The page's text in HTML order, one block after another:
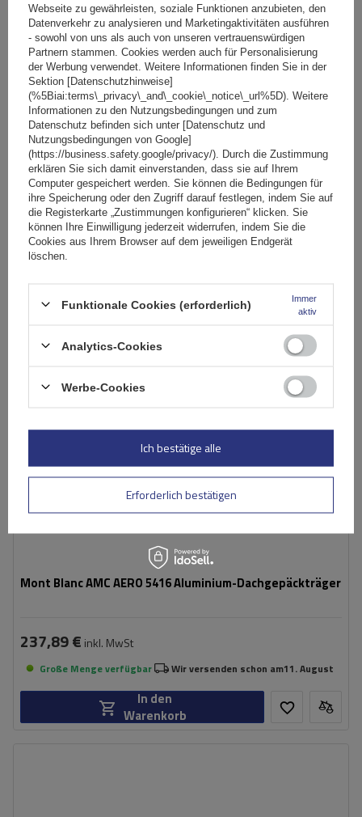
Mont Blanc AMC 5416-A49 Aluminium-Dachgepäckträger
für integrierte Schienen
212,49 €inkl. MwSt
Große Menge verfügbar Wir versenden schon am11. August
Mont Blanc AMC AERO 5416 Aluminium-Dachgepäckträger
237,89 € inkl. MwSt
Große Menge verfügbar Wir versenden schon am11. August
In den
Warenkorb
Webseite zu gewährleisten, soziale Funktionen anzubieten, den
Datenverkehr zu analysieren und Marketingaktivitäten ausführen
- sowohl von uns als auch von unseren vertrauenswürdigen
Partnern stammen. Cookies werden auch für Personalisierung
der Werbung verwendet. Weitere Informationen finden Sie in der
Sektion [Datenschutzhinweise]
(%5Biai:terms\_privacy\_and\_cookie\_notice\_url%5D). Weitere
Informationen zu den Nutzungsbedingungen und zum
Datenschutz befinden sich unter [Datenschutz und
Nutzungsbedingungen von Google]
(https://business.safety.google/privacy/). Durch die Zustimmung
erklären Sie sich damit einverstanden, dass sie auf Ihrem
Computer gespeichert werden. Sie können die Bedingungen für
ihre Speicherung oder den Zugriff darauf festlegen, indem Sie auf
die Registerkarte „Zustimmungen konfigurieren“ klicken. Sie
können Ihre Einwilligung jederzeit widerrufen, indem Sie die
Cookies aus Ihrem Browser auf dem jeweiligen Endgerät
löschen.
Funktionale Cookies (erforderlich)
Immer
aktiv
Analytics-Cookies
Werbe-Cookies
Erforderlich bestätigen
Ich bestätige alle